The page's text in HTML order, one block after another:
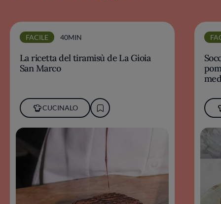
FACILE 40MIN
La ricetta del tiramisù de La Gioia
San Marco
CUCINALO